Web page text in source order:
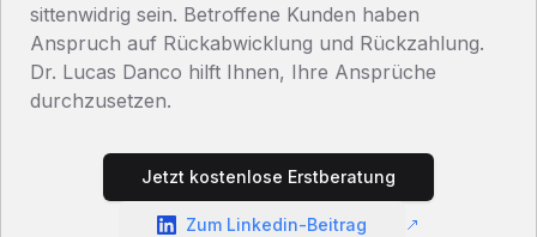
sittenwidrig sein. Betroffene Kunden haben
Anspruch auf Rückabwicklung und Rückzahlung.
Dr. Lucas Danco hilft Ihnen, Ihre Ansprüche
durchzusetzen.
Jetzt kostenlose Erstberatung
Zum Linkedin-Beitrag